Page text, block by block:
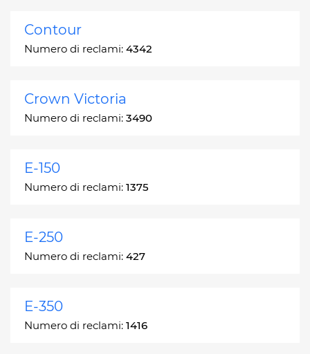
Contour
Numero di reclami: 4342
Crown Victoria
Numero di reclami: 3490
E-150
Numero di reclami: 1375
E-250
Numero di reclami: 427
E-350
Numero di reclami: 1416